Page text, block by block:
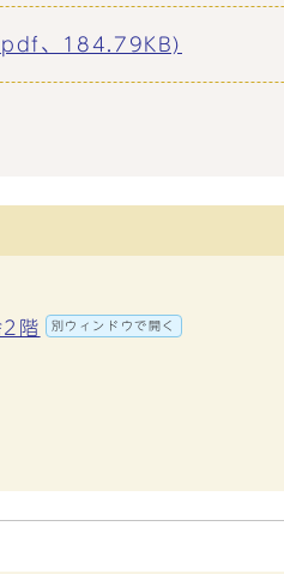
(pdf、184.79KB)
階 別ウィンドウで開く